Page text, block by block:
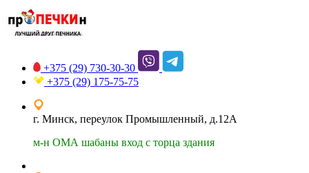
+375 (29) 730-30-30
+375 (29) 175-75-75
г. Минск, переулок Промышленный, д.12А
м-н ОМА шабаны вход с торца здания